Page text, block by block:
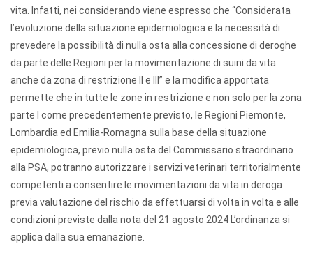
vita. Infatti, nei considerando viene espresso che “Considerata
l’evoluzione della situazione epidemiologica e la necessità di
prevedere la possibilità di nulla osta alla concessione di deroghe
da parte delle Regioni per la movimentazione di suini da vita
anche da zona di restrizione II e III” e la modifica apportata
permette che in tutte le zone in restrizione e non solo per la zona
parte I come precedentemente previsto, le Regioni Piemonte,
Lombardia ed Emilia-Romagna sulla base della situazione
epidemiologica, previo nulla osta del Commissario straordinario
alla PSA, potranno autorizzare i servizi veterinari territorialmente
competenti a consentire le movimentazioni da vita in deroga
previa valutazione del rischio da effettuarsi di volta in volta e alle
condizioni previste dalla nota del 21 agosto 2024 L’ordinanza si
applica dalla sua emanazione.